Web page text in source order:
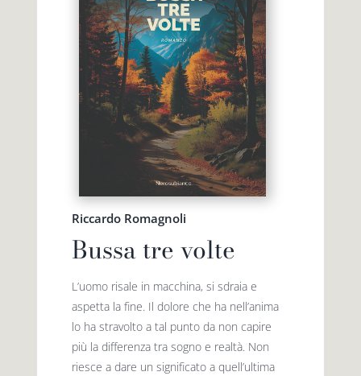
Riccardo Romagnoli
Bussa tre volte
L’uomo risale in macchina, si sdraia e
aspetta la fine. Il dolore che ha nell’anima
lo ha stravolto a tal punto da non capire
più la differenza tra sogno e realtà. Non
riesce a dare un significato a quell’ultima